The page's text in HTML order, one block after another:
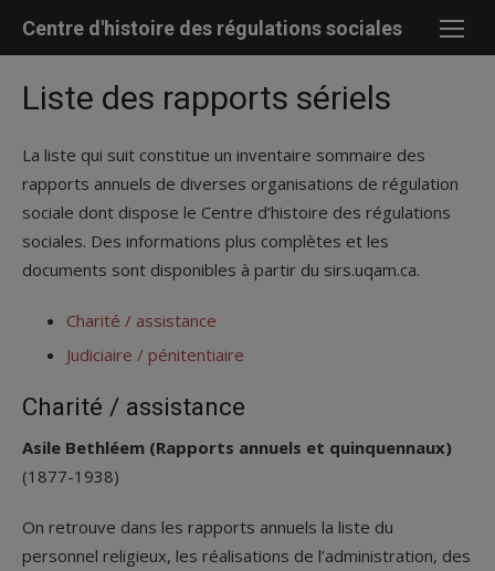
Centre d'histoire des régulations sociales
Liste des rapports sériels
La liste qui suit constitue un inventaire sommaire des
rapports annuels de diverses organisations de régulation
sociale dont dispose le Centre d’histoire des régulations
sociales. Des informations plus complètes et les
documents sont disponibles à partir du sirs.uqam.ca.
Charité / assistance
Judiciaire / pénitentiaire
Charité / assistance
Asile Bethléem (Rapports annuels et quinquennaux)
(1877-1938)
On retrouve dans les rapports annuels la liste du
personnel religieux, les réalisations de l’administration, des